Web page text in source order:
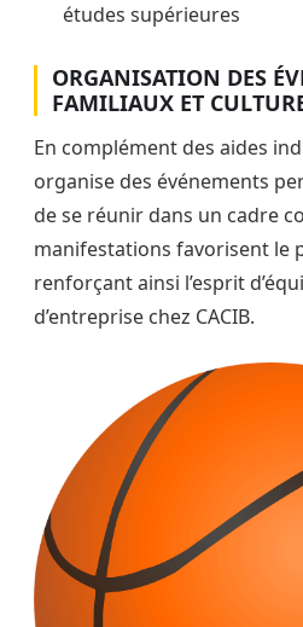
études supérieures
ORGANISATION DES
FAMILIAUX ET
En complément des aides
organise des événements
de se réunir dans un cadre
manifestations favorisent le
renforçant ainsi l’esprit
d’entreprise chez CACIB.